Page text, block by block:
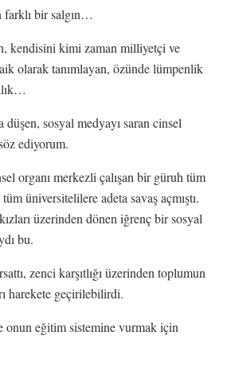
farklı bir salgın…
kendisini kimi zaman milliyetçi ve
olarak tanımlayan, özünde lümpenlik
düşen, sosyal medyayı saran cinsel
ediyorum.
organı merkezli çalışan bir güruh tüm
üniversitelilere adeta savaş açmıştı.
üzerinden dönen iğrenç bir sosyal
bu.
zenci karşıtlığı üzerinden toplumun
harekete geçirilebilirdi.
eğitim sistemine vurmak için